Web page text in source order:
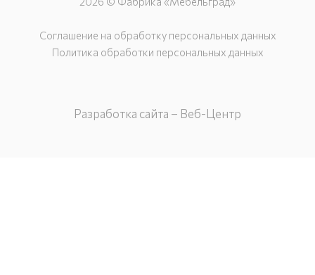
Соглашение на обработку персональных данных
Политика обработки персональных данных
Разработка сайта – Веб-Центр